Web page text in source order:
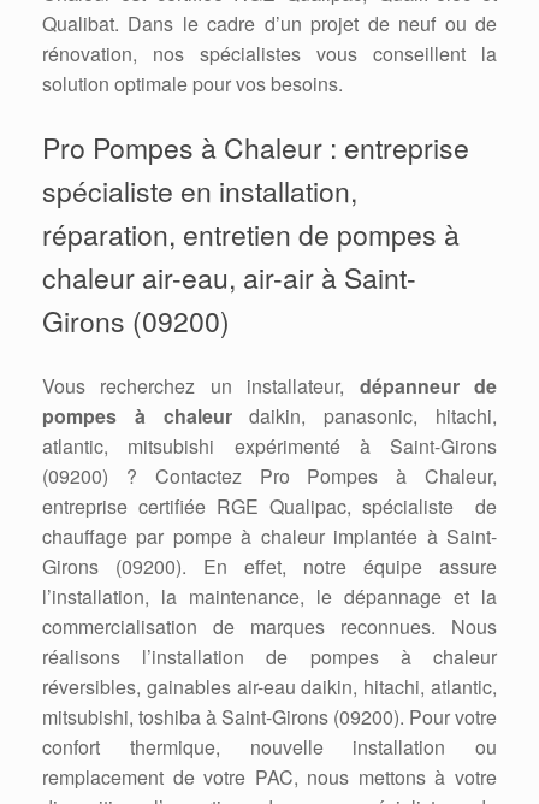
Qualibat. Dans le cadre d’un projet de neuf ou de
rénovation, nos spécialistes vous conseillent la
solution optimale pour vos besoins.
Pro Pompes à Chaleur : entreprise
spécialiste en installation,
réparation, entretien de pompes à
chaleur air-eau, air-air à Saint-
Girons (09200)
Vous recherchez un installateur, dépanneur de
pompes à chaleurdaikin, panasonic, hitachi,
atlantic, mitsubishi expérimenté à Saint-Girons
(09200) ? Contactez Pro Pompes à Chaleur,
entreprise certifiée RGE Qualipac, spécialiste de
chauffage par pompe à chaleur implantée à Saint-
Girons (09200). En effet, notre équipe assure
l’installation, la maintenance, le dépannage et la
commercialisation de marques reconnues. Nous
réalisons l’installation de pompes à chaleur
réversibles, gainables air-eau daikin, hitachi, atlantic,
mitsubishi, toshiba à Saint-Girons (09200). Pour votre
confort thermique, nouvelle installation ou
remplacement de votre PAC, nous mettons à votre